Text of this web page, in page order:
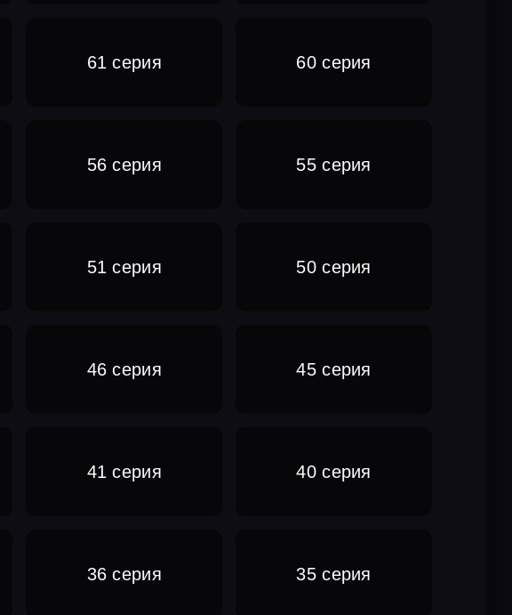
61 серия 60 серия
56 серия 55 серия
51 серия 50 серия
46 серия 45 серия
41 серия 40 серия
36 серия 35 серия